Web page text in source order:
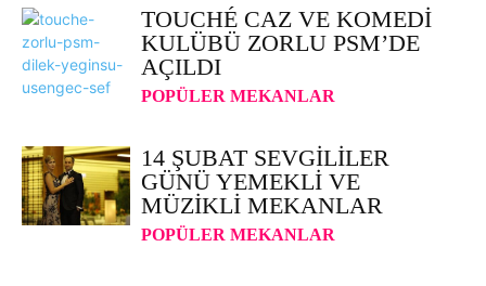
TOUCHÉ CAZ VE KOMEDI
KULÜBÜ ZORLU PSM’DE
AÇILDI
POPÜLER MEKANLAR
14 ŞUBAT SEVGILILER
GÜNÜ YEMEKLI VE
MÜZIKLI MEKANLAR
POPÜLER MEKANLAR